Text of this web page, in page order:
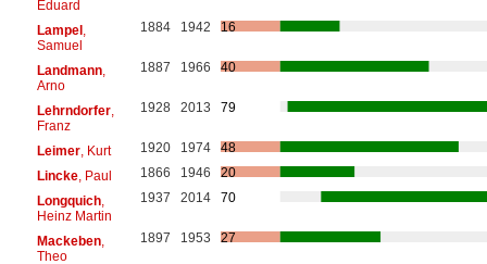
Eduard
Lampel,
Samuel
1884 1942 16
Landmann,
Arno
1887 1966 40
Lehrndorfer,
Franz
1928 2013 79
Leimer, Kurt 1920 1974
48
Lincke, Paul 1866 1946
20
Longquich,
Heinz Martin
1937 2014 70
Mackeben,
Theo
1897 1953 27